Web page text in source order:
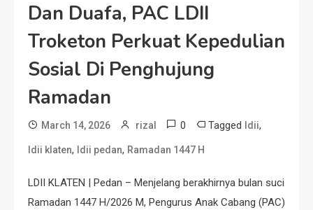
Dan Duafa, PAC LDII
Troketon Perkuat Kepedulian
Sosial Di Penghujung
Ramadan
March 14, 2026 rizal 0 Tagged ldii,
ldii klaten, ldii pedan, Ramadan 1447 H
LDII KLATEN | Pedan – Menjelang berakhirnya bulan suci
Ramadan 1447 H/2026 M, Pengurus Anak Cabang (PAC)